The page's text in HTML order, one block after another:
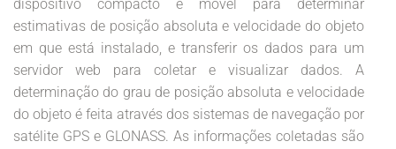
dispositivo compacto e móvel para determinar
estimativas de posição absoluta e velocidade do objeto
em que está instalado, e transferir os dados para um
servidor web para coletar e visualizar dados. A
determinação do grau de posição absoluta e velocidade
do objeto é feita através dos sistemas de navegação por
satélite GPS e GLONASS. As informações coletadas são